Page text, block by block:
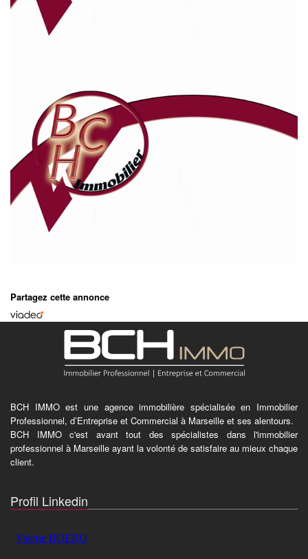
Partagez cette annonce
BCH IMMO est une agence immobilière spécialisée en Immobilier
Professionnel, d’Entreprise et Commercial à Marseille et ses alentours.
BCH IMMO c'est avant tout des spécialistes dans l'immobilier
professionnel à Marseille ayant la volonté de satisfaire au mieux chaque
client.
Profil Linkedin